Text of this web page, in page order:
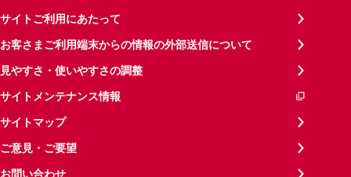
サイトご利用にあたって
お客さまご利用端末からの情報の外部送信について
見やすさ・使いやすさの調整
サイトメンテナンス情報
サイトマップ
ご意見・ご要望
お問い合わせ